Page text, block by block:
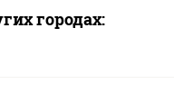
городах: